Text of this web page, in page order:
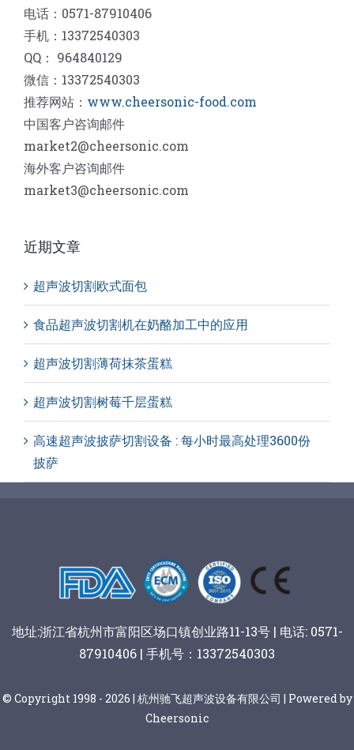
电话：0571-87910406
手机：13372540303
QQ： 964840129
微信：13372540303
推荐网站： www.cheersonic-food.com
中国客户咨询邮件
market2@cheersonic.com
海外客户咨询邮件
market3@cheersonic.com
近期文章
超声波切割欧式面包
食品超声波切割机在奶酪加工中的应用
超声波切割薄荷抹茶蛋糕
超声波切割树莓千层蛋糕
高速超声波披萨切割设备 : 每小时最高处理3600份
披萨
地址:浙江省杭州市富阳区场口镇创业路11-13号 | 电话: 0571-
87910406 | 手机号：13372540303
© Copyright 1998 - 2026 | 杭州驰飞超声波设备有限公司 | Powered by
Cheersonic